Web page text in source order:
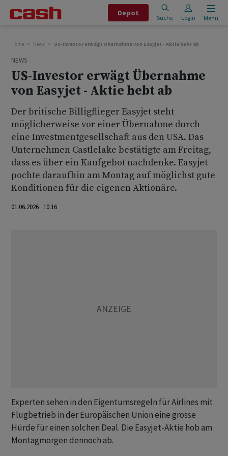
Depot
Suche Login Menu
Home News US-Investor erwägt Übernahme von Easyjet - Aktie hebt ab
NEWS
US-Investor erwägt Übernahme
von Easyjet - Aktie hebt ab
Der britische Billigflieger Easyjet steht
möglicherweise vor einer Übernahme durch
eine Investmentgesellschaft aus den USA. Das
Unternehmen Castlelake bestätigte am Freitag,
dass es über ein Kaufgebot nachdenke. Easyjet
pochte daraufhin am Montag auf möglichst gute
Konditionen für die eigenen Aktionäre.
01.06.2026 10:16
Experten sehen in den Eigentumsregeln für Airlines mit
Flugbetrieb in der Europäischen Union eine grosse
Hürde für einen solchen Deal. Die Easyjet-Aktie hob am
Montagmorgen dennoch ab.